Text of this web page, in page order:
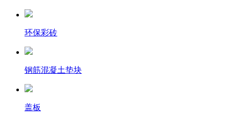
环保彩砖
钢筋混凝土垫块
盖板